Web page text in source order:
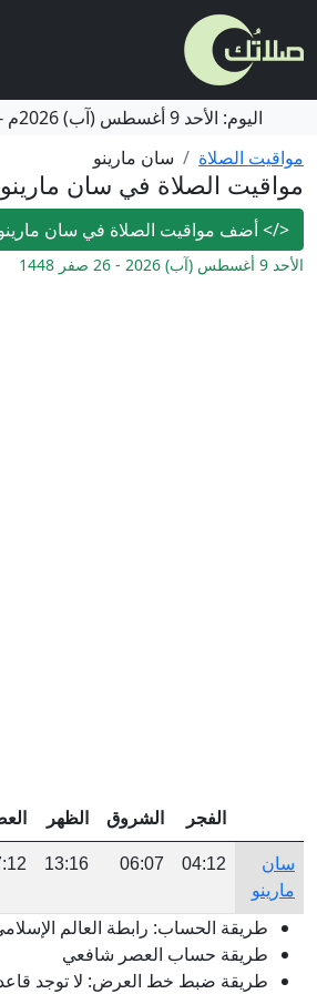
اليوم: الأحد 9 أغسطس (آب) 2026م
مواقيت الصلاة
سان مارينو
مواقيت الصلاة في سان مارينو
</>أضف مواقيت الصلاة في سان
الأحد 9 أغسطس (آب) 2026 - 26 صفر 1448
الفجر الشروق الظهر
سان
مارينو
04:12
06:07
13:16
طريقة الحساب: رابطة العالم
طريقة حساب العصر شافعي
طريقة ضبط خط العرض: لا توجد